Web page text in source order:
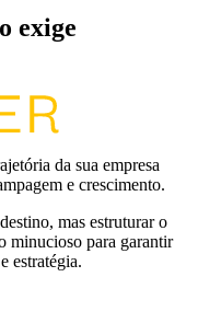
exige
da sua empresa
e crescimento.
mas estruturar o
minucioso para garantir
estratégia.